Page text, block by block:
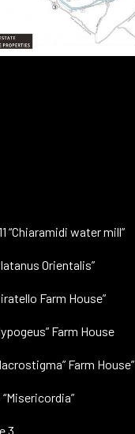
“Chiaramidi water mill”
Orientalis”
Farm House”
Farm House
Farm House”
3